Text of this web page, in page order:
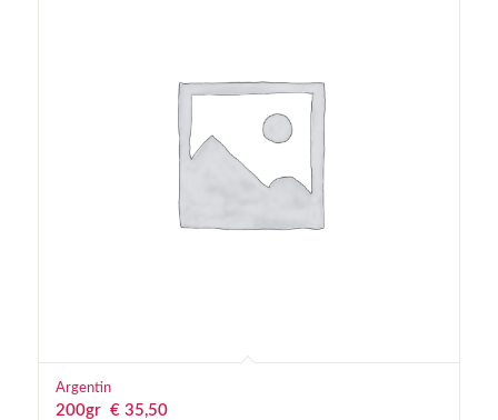
Argentin
200gr € 35,50